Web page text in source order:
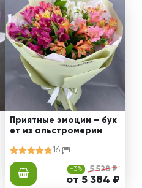
Приятные эмоции – бук
ет из альстромерии
16
-3% 5 528 ₽
от 5 384 ₽